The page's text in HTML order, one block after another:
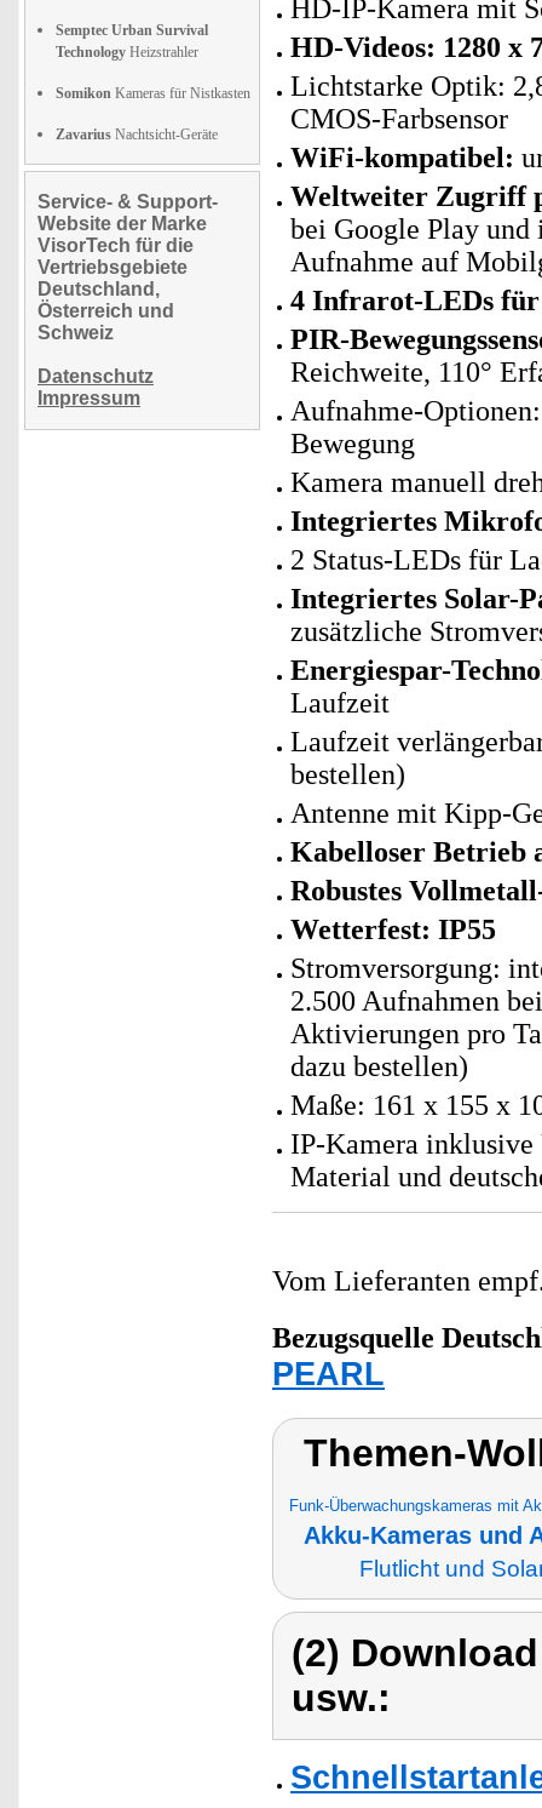
Semptec Urban Survival
Technology Heizstrahler
Somikon Kameras für Nistkasten
Zavarius Nachtsicht-Geräte
Service- & Support-
Website der Marke
VisorTech für die
Vertriebsgebiete
Deutschland,
Österreich und
Schweiz
Datenschutz
Impressum
HD-IP-Kamera mit
HD-Videos: 1280 x
Lichtstarke Optik:
CMOS-Farbsensor
WiFi-kompatibel:
Weltweiter Zugriff
bei Google Play
Aufnahme auf
4 Infrarot-LEDs für
PIR-
Reichweite, 110°
Aufnahme-
Bewegung
Kamera manuell
Integriertes
2 Status-LEDs für
Integriertes Solar-
zusätzliche
Energiespar-
Laufzeit
Laufzeit
bestellen)
Antenne mit Kipp-
Kabelloser Betrieb
Robustes
Wetterfest: IP55
Stromversorgung:
2.500 Aufnahmen
Aktivierungen pro
dazu bestellen)
Maße: 161 x 155 x
IP-Kamera
Material und
Vom Lieferanten
Bezugsquelle
PEARL
Themen-
Funk-Überwachungskameras mit
Akku-Kameras und
Flutlicht und
(2)
usw.: